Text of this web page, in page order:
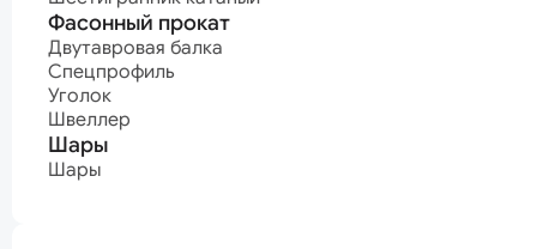
Нержавеющий лист
Нержавеющий лист горячекатаный
Нержавеющий лист холоднокатаный
Нержавеющий сорт
Квадрат нержавеющий
Круг нержавеющий
Полоса нержавеющая
Шестигранник нержавеющий
Фасонный прокат
Двутавровая балка
Спецпрофиль
Уголок
Швеллер
Шары
Шары